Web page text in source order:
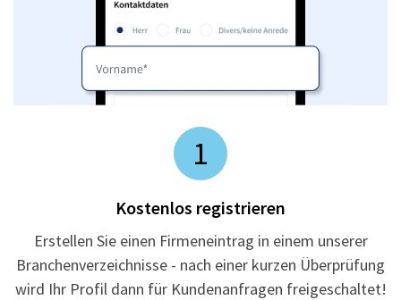
1
Kostenlos registrieren
Erstellen Sie einen Firmeneintrag in einem unserer
Branchenverzeichnisse - nach einer kurzen Überprüfung
wird Ihr Profil dann für Kundenanfragen freigeschaltet!